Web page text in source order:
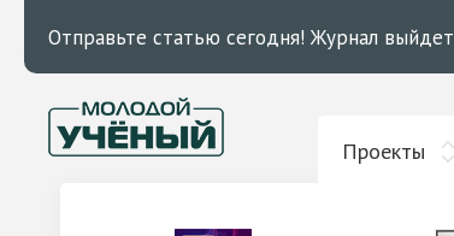
Отправьте статью сегодня! Журнал выйдет
Проекты